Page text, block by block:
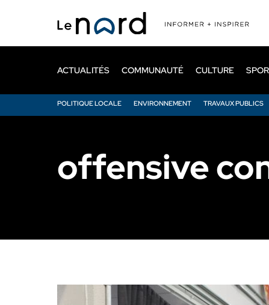
principal
ACTUALITÉS
POLITIQUE LOCALE ENVIRONNEMENT TRAVAUX PUBLICS
COMMUNAUTÉ CULTURE
offensive